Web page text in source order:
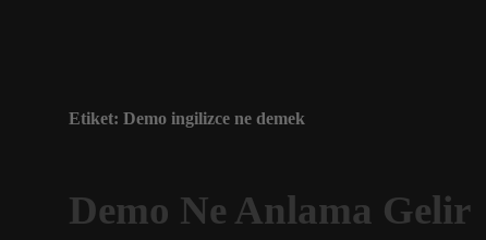
Etiket: Demo ingilizce ne demek
Demo Ne Anlama Gelir